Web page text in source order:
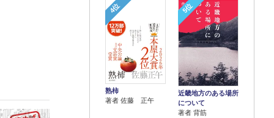
4位
熟柿
著者 佐藤 正午
5位
近畿地方のある場所
について
著者 背筋